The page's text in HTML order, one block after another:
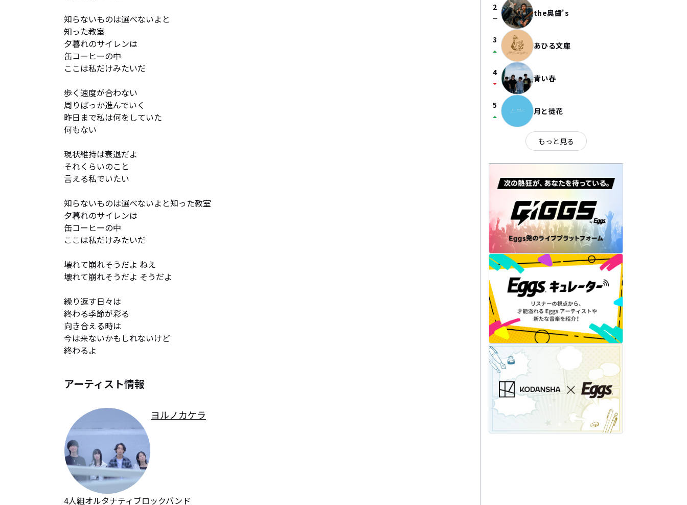
知らないものは選べないよと
知った教室
夕暮れのサイレンは
缶コーヒーの中
ここは私だけみたいだ
歩く速度が合わない
周りばっか進んでいく
昨日まで私は何をしていた
何もない
現状維持は衰退だよ
それくらいのこと
言える私でいたい
知らないものは選べないよと知った教室
夕暮れのサイレンは
缶コーヒーの中
ここは私だけみたいだ
壊れて崩れそうだよ ねえ
壊れて崩れそうだよ そうだよ
繰り返す日々は
終わる季節が彩る
向き合える時は
今は来ないかもしれないけど
終わるよ
アーティスト情報
ヨルノカケラ
4人組オルタナティブロックバンド
2
check_indeterminate_small the奥歯's
3
arrow_drop_up あひる文庫
4
arrow_drop_down 青い春
5
arrow_drop_up 月と徒花
もっと見る